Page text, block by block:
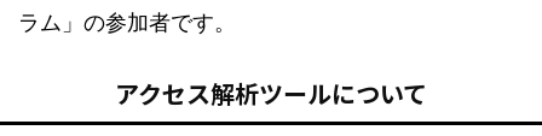
ラム」の参加者です。
アクセス解析ツールについて